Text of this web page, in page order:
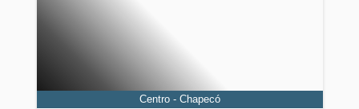
Centro - Chapecó